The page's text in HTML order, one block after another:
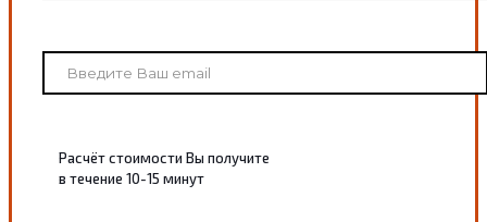
Расчёт стоимости Вы получите
в течение 10-15 минут